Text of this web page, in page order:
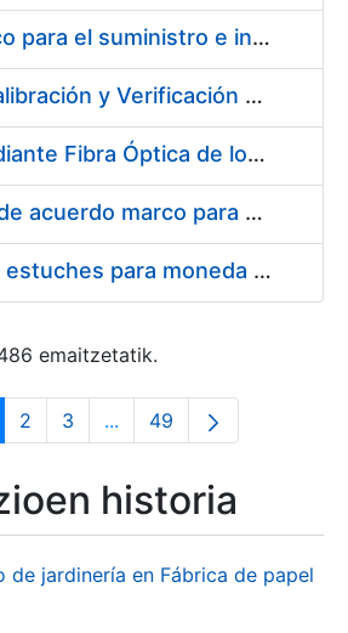
Acuerdo marco para el suministro e instalación de persianas, estores y otros complementos
Servicio de Calibración y Verificación Externa de los Equipos de Medición del Servicio de Prevención de la FNMT-RCM
Conexión mediante Fibra Óptica de los Centros de Proceso de Datos (CPDs) de las sedes de la FNMT-RCM de Burgos y Madrid
Contratación de acuerdo marco para el Suministro de Material de Electricidad para la Fábrica Nacional de Moneda y Timbre-Real Casa de la Moneda en su centro de trabajo de Burgos
Suministro de estuches para moneda de 30 €
emaitzetatik.
Orrialdea
2 Orrialdea
3 ...Intermediate Pages Use
Orrialdea
49
historia
de jardinería en Fábrica de papel